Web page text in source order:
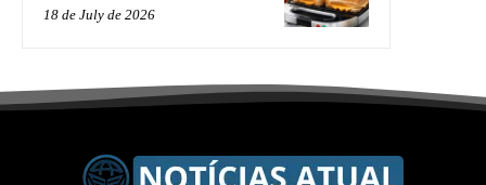
18 de July de 2026